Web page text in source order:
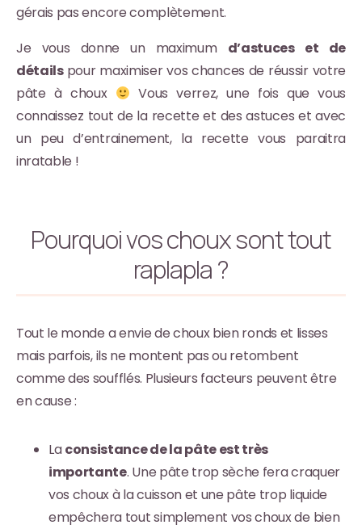
gérais pas encore complètement.
Je vous donne un maximum d’astuces et de
détails pour maximiser vos chances de réussir votre
pâte à choux
Vous verrez, une fois que vous
connaissez tout de la recette et des astuces et avec
un peu d’entrainement, la recette vous paraitra
inratable !
Pourquoi vos choux sont tout
raplapla ?
Tout le monde a envie de choux bien ronds et lisses
mais parfois, ils ne montent pas ou retombent
comme des soufflés. Plusieurs facteurs peuvent être
en cause :
Laconsistance de la pâte est très
importante. Une pâte trop sèche fera craquer
vos choux à la cuisson et une pâte trop liquide
empêchera tout simplement vos choux de bien